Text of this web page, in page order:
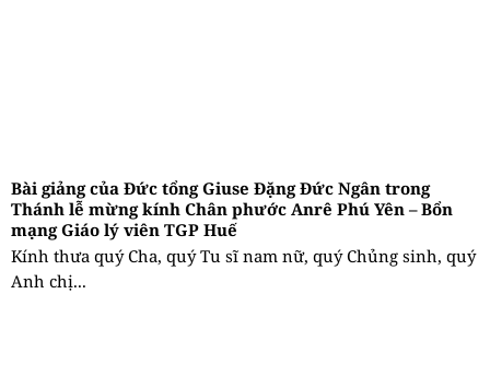
Bài giảng của Đức tổng Giuse Đặng Đức Ngân trong
Thánh lễ mừng kính Chân phước Anrê Phú Yên – Bổn
mạng Giáo lý viên TGP Huế
Kính thưa quý Cha, quý Tu sĩ nam nữ, quý Chủng sinh, quý
Anh chị...